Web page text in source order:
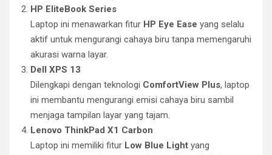
HP EliteBook Series
Laptop ini menawarkan fitur HP Eye Ease yang selalu
aktif untuk mengurangi cahaya biru tanpa memengaruhi
akurasi warna layar.
Dell XPS 13
Dilengkapi dengan teknologi ComfortView Plus, laptop
ini membantu mengurangi emisi cahaya biru sambil
menjaga tampilan layar yang tajam.
Lenovo ThinkPad X1 Carbon
Laptop ini memiliki fitur Low Blue Light yang